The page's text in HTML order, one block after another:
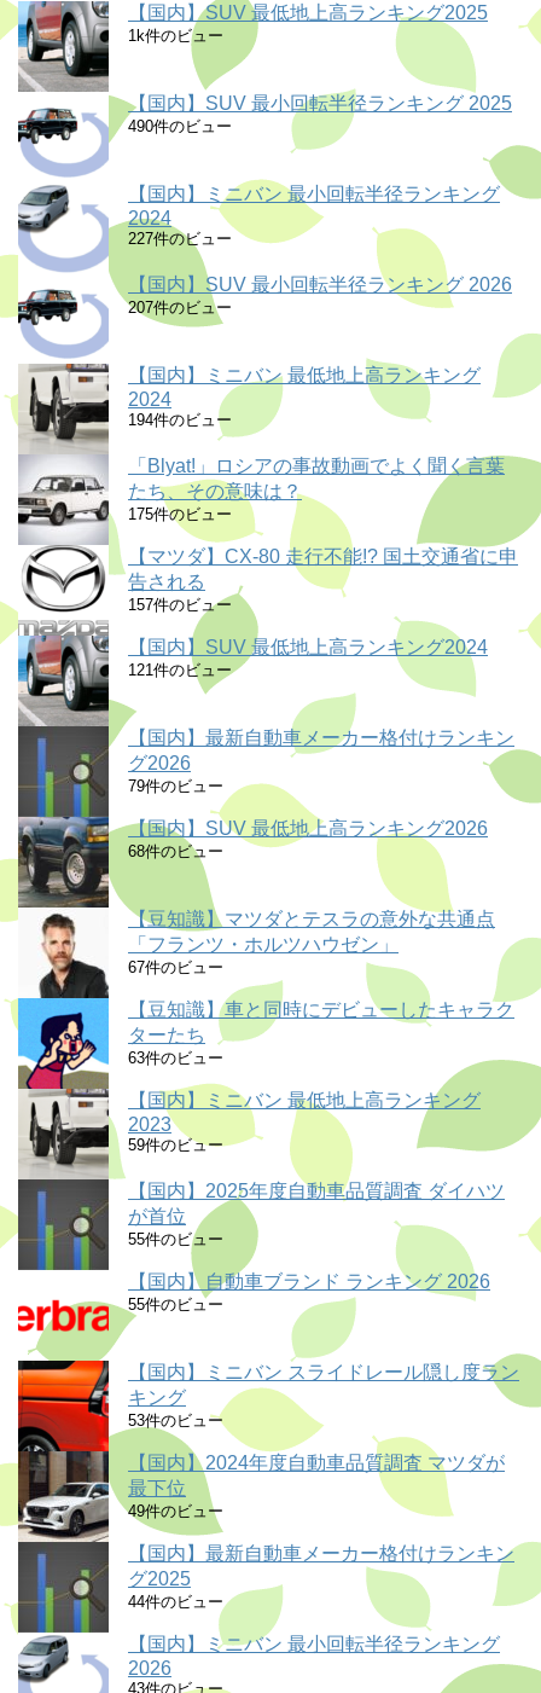
【国内】SUV 最低地上高ランキング2025
1k件のビュー
【国内】SUV 最小回転半径ランキング 2025
490件のビュー
【国内】ミニバン 最小回転半径ランキング
2024
227件のビュー
【国内】SUV 最小回転半径ランキング 2026
207件のビュー
【国内】ミニバン 最低地上高ランキング
2024
194件のビュー
「Blyat!」ロシアの事故動画でよく聞く言葉
たち、その意味は？
175件のビュー
【マツダ】CX-80 走行不能!? 国土交通省に申
告される
157件のビュー
【国内】SUV 最低地上高ランキング2024
121件のビュー
【国内】最新自動車メーカー格付けランキン
グ2026
79件のビュー
【国内】SUV 最低地上高ランキング2026
68件のビュー
【豆知識】マツダとテスラの意外な共通点
「フランツ・ホルツハウゼン」
67件のビュー
【豆知識】車と同時にデビューしたキャラク
ターたち
63件のビュー
【国内】ミニバン 最低地上高ランキング
2023
59件のビュー
【国内】2025年度自動車品質調査 ダイハツ
が首位
55件のビュー
【国内】自動車ブランド ランキング 2026
55件のビュー
【国内】ミニバン スライドレール隠し度ラン
キング
53件のビュー
【国内】2024年度自動車品質調査 マツダが
最下位
49件のビュー
【国内】最新自動車メーカー格付けランキン
グ2025
44件のビュー
【国内】ミニバン 最小回転半径ランキング
2026
43件のビュー